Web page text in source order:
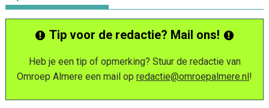
Tip voor de redactie? Mail ons!
Heb je een tip of opmerking? Stuur de redactie van
Omroep Almere een mail op redactie@omroepalmere.nl!